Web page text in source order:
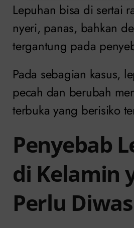
Lepuhan bisa di sertai
nyeri, panas, bahkan
tergantung pada
Pada sebagian kasus,
pecah dan berubah
terbuka yang berisiko
Penyebab
di Kelamin
Perlu